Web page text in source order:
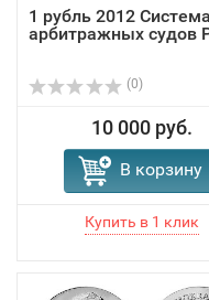
1 рубль 2012 Система
арбитражных судов
(0)
10 000 руб.
В корзину